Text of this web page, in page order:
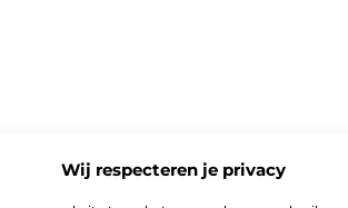
Wij respecteren je privacy